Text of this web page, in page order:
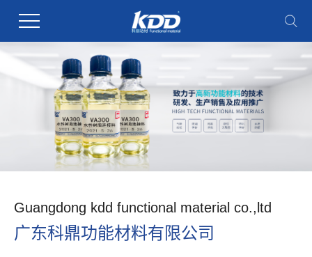
Guangdong kdd functional material co.,ltd
广东科鼎功能材料有限公司